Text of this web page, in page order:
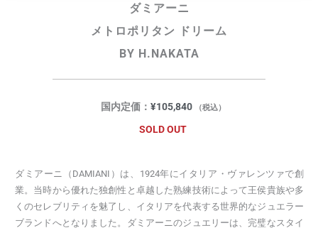
ダミアーニ
メトロポリタン ドリーム
BY H.NAKATA
国内定価： ¥105,840 （税込）
SOLD OUT
ダミアーニ（DAMIANI）は、1924年にイタリア・ヴァレンツァで創
業。当時から優れた独創性と卓越した熟練技術によって王侯貴族や多
くのセレブリティを魅了し、イタリアを代表する世界的なジュエラー
ブランドへとなりました。ダミアーニのジュエリーは、完璧なスタイ